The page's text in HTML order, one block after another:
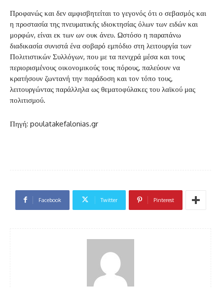
Προφανώς και δεν αμφισβητείται το γεγονός ότι ο σεβασμός και
η προστασία της πνευματικής ιδιοκτησίας όλων των ειδών και
μορφών, είναι εκ των ων ουκ άνευ. Ωστόσο η παραπάνω
διαδικασία συνιστά ένα σοβαρό εμπόδιο στη λειτουργία των
Πολιτιστικών Συλλόγων, που με τα πενιχρά μέσα και τους
περιορισμένους οικονομικούς τους πόρους, παλεύουν να
κρατήσουν ζωντανή την παράδοση και τον τόπο τους,
λειτουργώντας παράλληλα ως θεματοφύλακες του λαϊκού μας
πολιτισμού.
Πηγή: poulatakefalonias.gr
Facebook Twitter Pinterest